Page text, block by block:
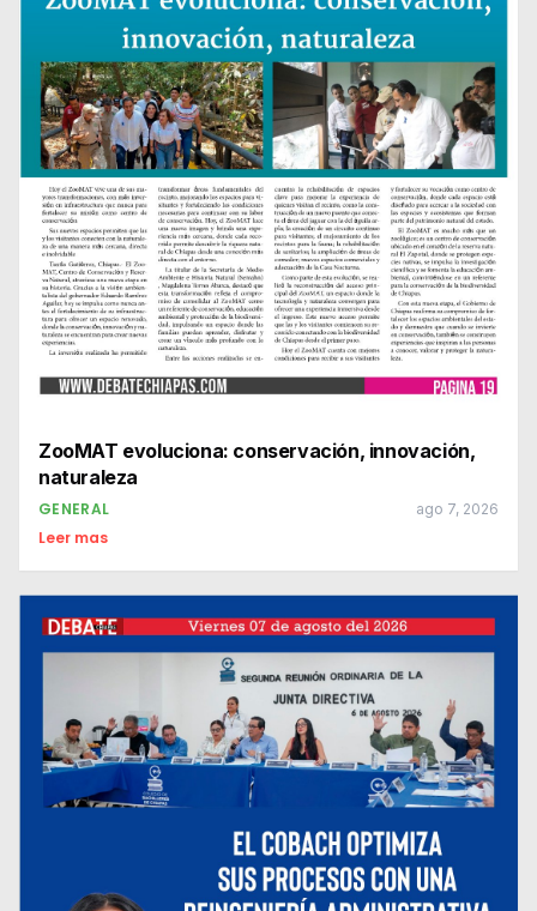
ZooMAT evoluciona: conservación, innovación,
naturaleza
GENERAL ago 7, 2026
Leer mas